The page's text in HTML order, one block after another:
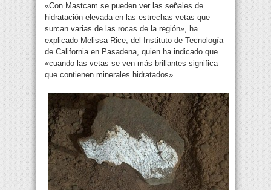
«Con Mastcam se pueden ver las señales de
hidratación elevada en las estrechas vetas que
surcan varias de las rocas de la región», ha
explicado Melissa Rice, del Instituto de Tecnología
de California en Pasadena, quien ha indicado que
«cuando las vetas se ven más brillantes significa
que contienen minerales hidratados».